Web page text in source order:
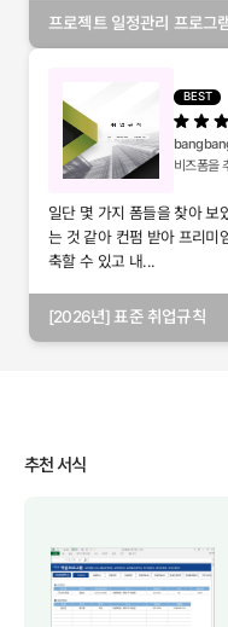
프로젝트 일정관리 프로그
BEST
비즈폼을
일단 몇 가지 폼들을 찾아 보
는 것 같아 컨펌 받아 프리미
축할 수 있고 내...
[2026년] 표준 취업규칙
추천 서식